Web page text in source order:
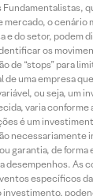
Fundamentalistas,
mercado, o cenário
e do setor, podem
os
de “stops” para
de uma empresa
ou seja, um
varia conforme
é um
necessariamente
garantia, de forma
desempenhos. As
específicos
investimento,